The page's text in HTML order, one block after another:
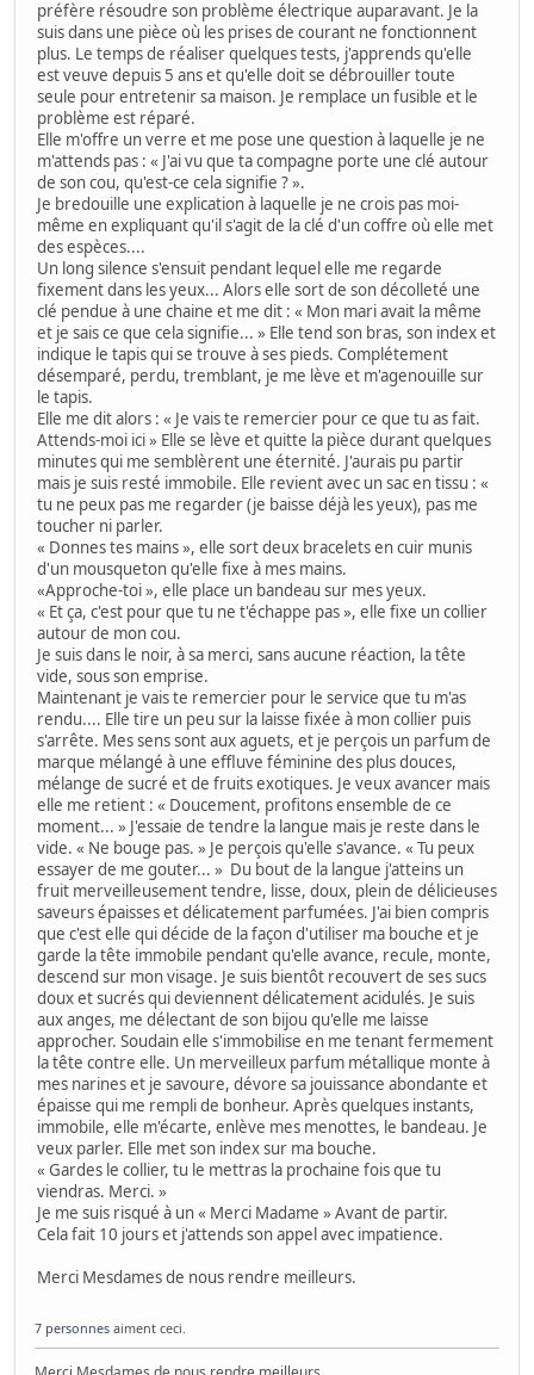
préfère résoudre son problème électrique auparavant. Je la
suis dans une pièce où les prises de courant ne fonctionnent
plus. Le temps de réaliser quelques tests, j'apprends qu'elle
est veuve depuis 5 ans et qu'elle doit se débrouiller toute
seule pour entretenir sa maison. Je remplace un fusible et le
problème est réparé.
Elle m'offre un verre et me pose une question à laquelle je ne
m'attends pas : « J'ai vu que ta compagne porte une clé autour
de son cou, qu'est-ce cela signifie ? ».
Je bredouille une explication à laquelle je ne crois pas moi-
même en expliquant qu'il s'agit de la clé d'un coffre où elle met
des espèces....
Un long silence s'ensuit pendant lequel elle me regarde
fixement dans les yeux... Alors elle sort de son décolleté une
clé pendue à une chaine et me dit : « Mon mari avait la même
et je sais ce que cela signifie... » Elle tend son bras, son index et
indique le tapis qui se trouve à ses pieds. Complétement
désemparé, perdu, tremblant, je me lève et m'agenouille sur
le tapis.
Elle me dit alors : « Je vais te remercier pour ce que tu as fait.
Attends-moi ici » Elle se lève et quitte la pièce durant quelques
minutes qui me semblèrent une éternité. J'aurais pu partir
mais je suis resté immobile. Elle revient avec un sac en tissu : «
tu ne peux pas me regarder (je baisse déjà les yeux), pas me
toucher ni parler.
« Donnes tes mains », elle sort deux bracelets en cuir munis
d'un mousqueton qu'elle fixe à mes mains.
«Approche-toi », elle place un bandeau sur mes yeux.
« Et ça, c'est pour que tu ne t'échappe pas », elle fixe un collier
autour de mon cou.
Je suis dans le noir, à sa merci, sans aucune réaction, la tête
vide, sous son emprise.
Maintenant je vais te remercier pour le service que tu m'as
rendu.... Elle tire un peu sur la laisse fixée à mon collier puis
s'arrête. Mes sens sont aux aguets, et je perçois un parfum de
marque mélangé à une effluve féminine des plus douces,
mélange de sucré et de fruits exotiques. Je veux avancer mais
elle me retient : « Doucement, profitons ensemble de ce
moment... » J'essaie de tendre la langue mais je reste dans le
vide. « Ne bouge pas. » Je perçois qu'elle s'avance. « Tu peux
essayer de me gouter... » Du bout de la langue j'atteins un
fruit merveilleusement tendre, lisse, doux, plein de délicieuses
saveurs épaisses et délicatement parfumées. J'ai bien compris
que c'est elle qui décide de la façon d'utiliser ma bouche et je
garde la tête immobile pendant qu'elle avance, recule, monte,
descend sur mon visage. Je suis bientôt recouvert de ses sucs
doux et sucrés qui deviennent délicatement acidulés. Je suis
aux anges, me délectant de son bijou qu'elle me laisse
approcher. Soudain elle s'immobilise en me tenant fermement
la tête contre elle. Un merveilleux parfum métallique monte à
mes narines et je savoure, dévore sa jouissance abondante et
épaisse qui me rempli de bonheur. Après quelques instants,
immobile, elle m'écarte, enlève mes menottes, le bandeau. Je
veux parler. Elle met son index sur ma bouche.
« Gardes le collier, tu le mettras la prochaine fois que tu
viendras. Merci. »
Je me suis risqué à un « Merci Madame » Avant de partir.
Cela fait 10 jours et j'attends son appel avec impatience.
Merci Mesdames de nous rendre meilleurs.
7 personnes aiment ceci.